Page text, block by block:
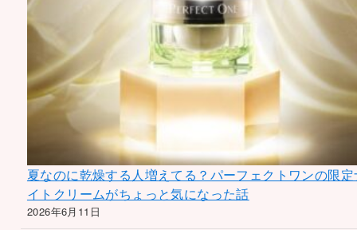
夏なのに乾燥する人増えてる？パーフェクトワンの限定
イトクリームがちょっと気になった話
2026年6月11日